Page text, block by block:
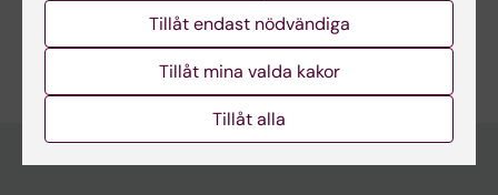
Tillåt endast nödvändiga
Tillåt mina valda kakor
Tillåt alla